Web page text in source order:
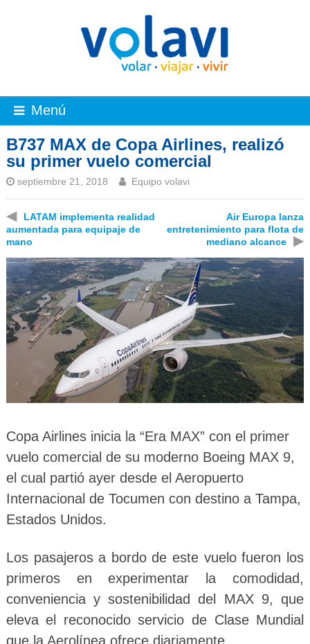
Menú
B737 MAX de Copa Airlines, realizó
su primer vuelo comercial
septiembre 21, 2018 Equipo volavi
◀
LATAM implementa realidad
aumentada para equipaje de
mano
Air Europa lanza
entretenimiento para flota de
mediano alcance
▶
Copa Airlines inicia la “Era MAX” con el primer
vuelo comercial de su moderno Boeing MAX 9,
el cual partió ayer desde el Aeropuerto
Internacional de Tocumen con destino a Tampa,
Estados Unidos.
Los pasajeros a bordo de este vuelo fueron los
primeros en experimentar la comodidad,
conveniencia y sostenibilidad del MAX 9, que
eleva el reconocido servicio de Clase Mundial
que la Aerolínea ofrece diariamente.